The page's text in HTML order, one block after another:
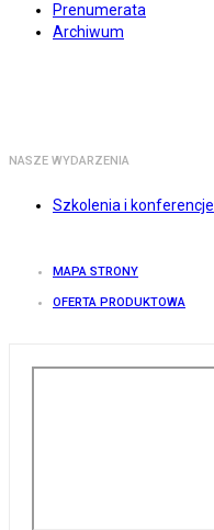
Prenumerata
Archiwum
NASZE WYDARZENIA
Szkolenia i konferencje
MAPA STRONY
OFERTA PRODUKTOWA